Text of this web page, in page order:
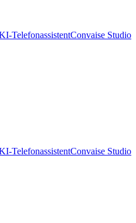
TelefonassistentConvaise Studio
TelefonassistentConvaise Studio